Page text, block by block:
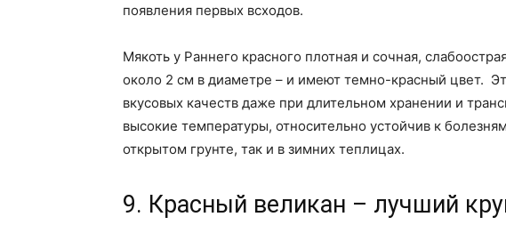
появления первых всходов.
Мякоть у Раннего красного плотная и сочная,
около 2 см в диаметре – и имеют темно-красный цвет.
вкусовых качеств даже при длительном хранении и
высокие температуры, относительно устойчив к
открытом грунте, так и в зимних теплицах.
9. Красный великан – лучший